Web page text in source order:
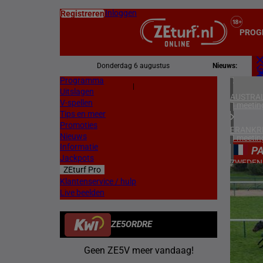
RegistrerenInloggen
Donderdag 6 augustus Nieuws:
Programma
Uitslagen
V-spellen
Tips en meer
Promoties
Nieuws
Informatie
Jackpots
ZEturf Pro
Klantenservice / hulp
Live beelden
ZE5ORDRE
Geen ZE5V meer vandaag!
3
4
ZWEDEN
3
ZUID-
5
2
24/04/